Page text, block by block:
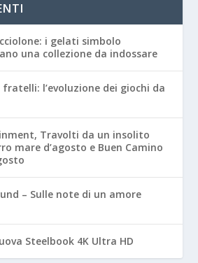
i gelati simbolo
una collezione da indossare
l’evoluzione dei giochi da
Travolti da un insolito
mare d’agosto e Buen Camino
– Sulle note di un amore
Steelbook 4K Ultra HD